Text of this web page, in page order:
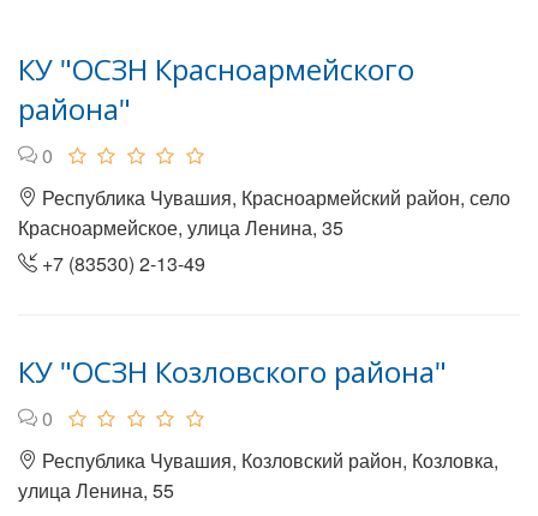
КУ "ОСЗН Красноармейского
района"
0
Республика Чувашия, Красноармейский район, село
Красноармейское, улица Ленина, 35
+7 (83530) 2-13-49
КУ "ОСЗН Козловского района"
0
Республика Чувашия, Козловский район, Козловка,
улица Ленина, 55